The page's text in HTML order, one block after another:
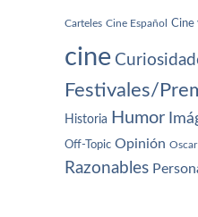
Carteles Cine Español Cine
cine
Festivales/
Historia Humor
Off-Topic Opinión
Razonables